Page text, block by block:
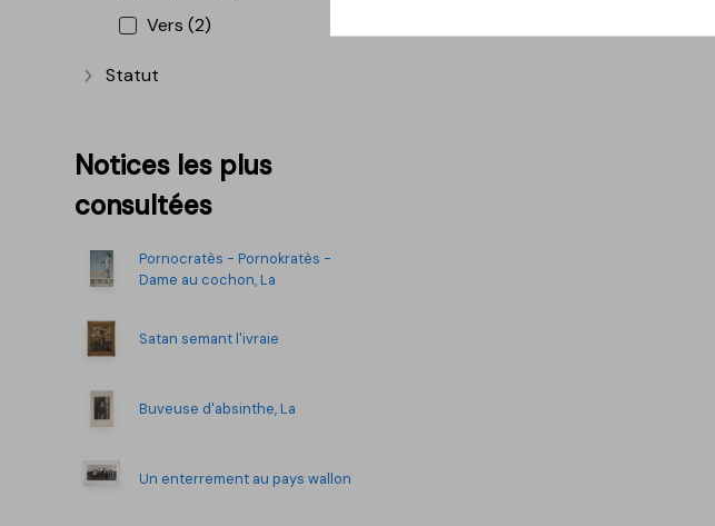
Vers (2)
Afficher plus
Statut
Notices les plus
consultées
Pornocratès - Pornokratès -
Dame au cochon, La
Satan semant l'ivraie
Buveuse d'absinthe, La
Un enterrement au pays wallon